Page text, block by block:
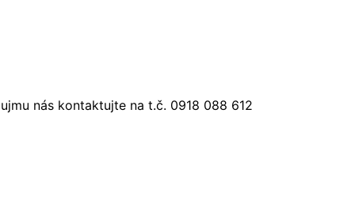
nás kontaktujte na t.č. 0918 088 612